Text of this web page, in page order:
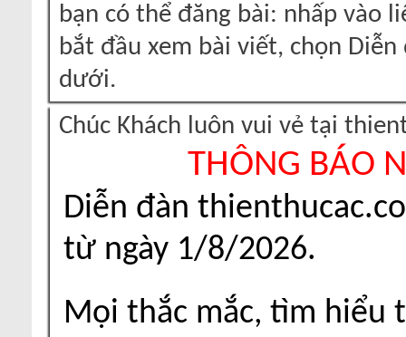
bạn có thể đăng bài: nhấp vào
bắt đầu xem bài viết, chọn
dưới.
Chúc Khách luôn vui vẻ tại
THÔNG BÁO
Diễn đàn
từ ngày 1/8/2026.
Mọi thắc mắc, tìm hiểu